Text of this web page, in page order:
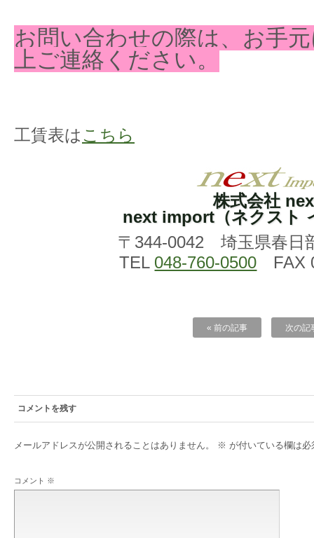
お問い合わせの際は、お手
上ご連絡ください。
工賃表は こちら
株式会社
next import（ネクスト
〒344-0042 埼玉県春日
TEL 048-760-0500 FAX
« 前の記事 次の記
コメントを残す
メールアドレスが公開されることはありません。 ※ が付いている欄は必
コメント ※